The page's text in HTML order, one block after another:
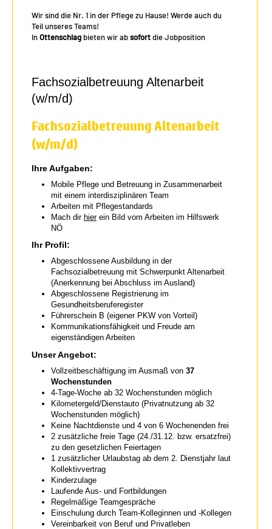
Wir sind die Nr. 1 in der Pflege zu Hause! Werde auch du
Teil unseres Teams!
InOttenschlagbieten wir absofortdie Jobposition
Fachsozialbetreuung Altenarbeit
(w/m/d)
Fachsozialbetreuung Altenarbeit
(w/m/d)
Ihre Aufgaben:
Mobile Pflege und Betreuung in Zusammenarbeit
mit einem interdisziplinären Team
Arbeiten mit Pflegestandards
Mach dir hierein Bild vom Arbeiten im Hilfswerk
NÖ
Ihr Profil:
Abgeschlossene Ausbildung in der
Fachsozialbetreuung mit Schwerpunkt Altenarbeit
(Anerkennung bei Abschluss im Ausland)
Abgeschlossene Registrierung im
Gesundheitsberuferegister
Führerschein B (eigener PKW von Vorteil)
Kommunikationsfähigkeit und Freude am
eigenständigen Arbeiten
Unser Angebot:
Vollzeitbeschäftigung im Ausmaß von 37
Wochenstunden
4-Tage-Woche ab 32 Wochenstunden möglich
Kilometergeld/Dienstauto (Privatnutzung ab 32
Wochenstunden möglich)
Keine Nachtdienste und 4 von 6 Wochenenden frei
2 zusätzliche freie Tage (24./31.12. bzw. ersatzfrei)
zu den gesetzlichen Feiertagen
1 zusätzlicher Urlaubstag ab dem 2. Dienstjahr laut
Kollektivvertrag
Kinderzulage
Laufende Aus- und Fortbildungen
Regelmäßige Teamgespräche
Einschulung durch Team-Kolleginnen und -Kollegen
Vereinbarkeit von Beruf und Privatleben